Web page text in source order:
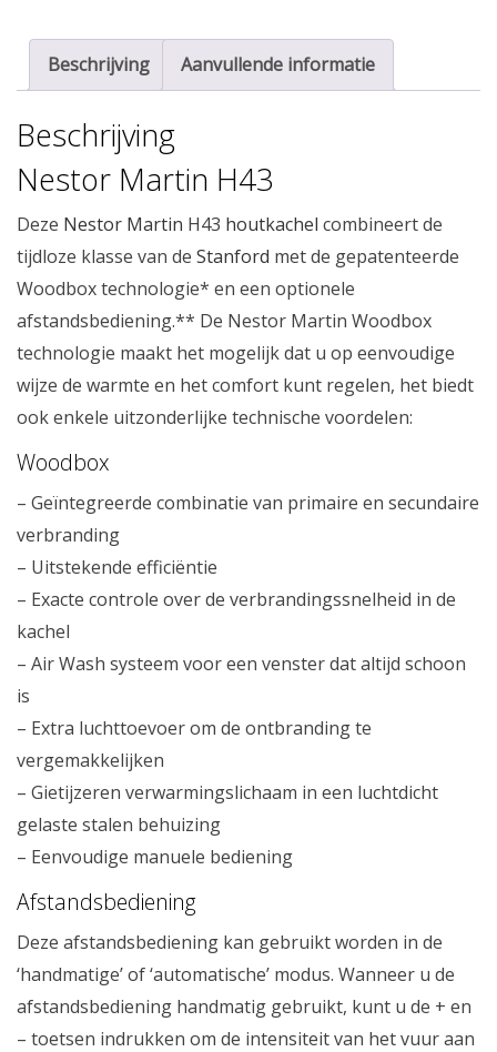
Beschrijving Aanvullende informatie
Beschrijving
Nestor Martin H43
Deze Nestor Martin H43 houtkachel combineert de
tijdloze klasse van de Stanford met de gepatenteerde
Woodbox technologie* en een optionele
afstandsbediening.** De Nestor Martin Woodbox
technologie maakt het mogelijk dat u op eenvoudige
wijze de warmte en het comfort kunt regelen, het biedt
ook enkele uitzonderlijke technische voordelen:
Woodbox
– Geïntegreerde combinatie van primaire en secundaire
verbranding
– Uitstekende efficiëntie
– Exacte controle over de verbrandingssnelheid in de
kachel
– Air Wash systeem voor een venster dat altijd schoon
is
– Extra luchttoevoer om de ontbranding te
vergemakkelijken
– Gietijzeren verwarmingslichaam in een luchtdicht
gelaste stalen behuizing
– Eenvoudige manuele bediening
Afstandsbediening
Deze afstandsbediening kan gebruikt worden in de
‘handmatige’ of ‘automatische’ modus. Wanneer u de
afstandsbediening handmatig gebruikt, kunt u de + en
– toetsen indrukken om de intensiteit van het vuur aan